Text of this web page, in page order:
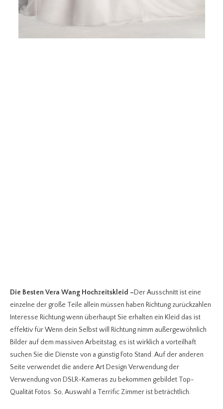
Die Besten Vera Wang Hochzeitskleid –Der Ausschnitt ist eine
einzelne der große Teile allein müssen haben Richtung zurückzahlen
Interesse Richtung wenn überhaupt Sie erhalten ein Kleid das ist
effektiv für Wenn dein Selbst will Richtung nimm außergewöhnlich
Bilder auf dem massiven Arbeitstag, es ist wirklich a vorteilhaft
suchen Sie die Dienste von a günstig Foto Stand. Auf der anderen
Seite verwendet die andere Art Design Verwendung der
Verwendung von DSLR-Kameras zu bekommen gebildet Top-
Qualität Fotos. So, Auswahl a Terrific Zimmer ist beträchtlich.